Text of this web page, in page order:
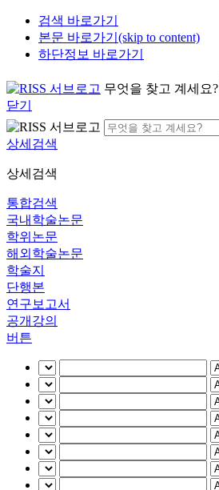
검색 바로가기
본문 바로가기(skip to content)
하단정보 바로가기
무엇을 찾고 계세요?
닫기
상세검색
상세검색
통합검색
국내학술논문
학위논문
해외학술논문
학술지
단행본
연구보고서
공개강의
버튼